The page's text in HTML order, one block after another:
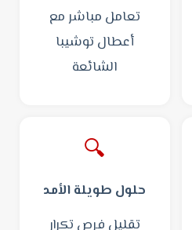
تعامل مباشر مع
أعطال توشيبا
الشائعة
🔍
حلول طويلة الأمد
تقليل فرص تكرار